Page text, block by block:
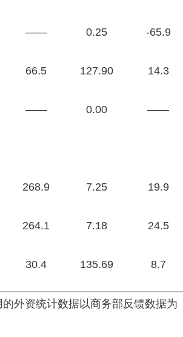
—— 0.25 -65.9
66.5 127.90 14.3
—— 0.00 ——
268.9 7.25 19.9
264.1 7.18 24.5
30.4 135.69 8.7
外资统计数据以商务部反馈数据为